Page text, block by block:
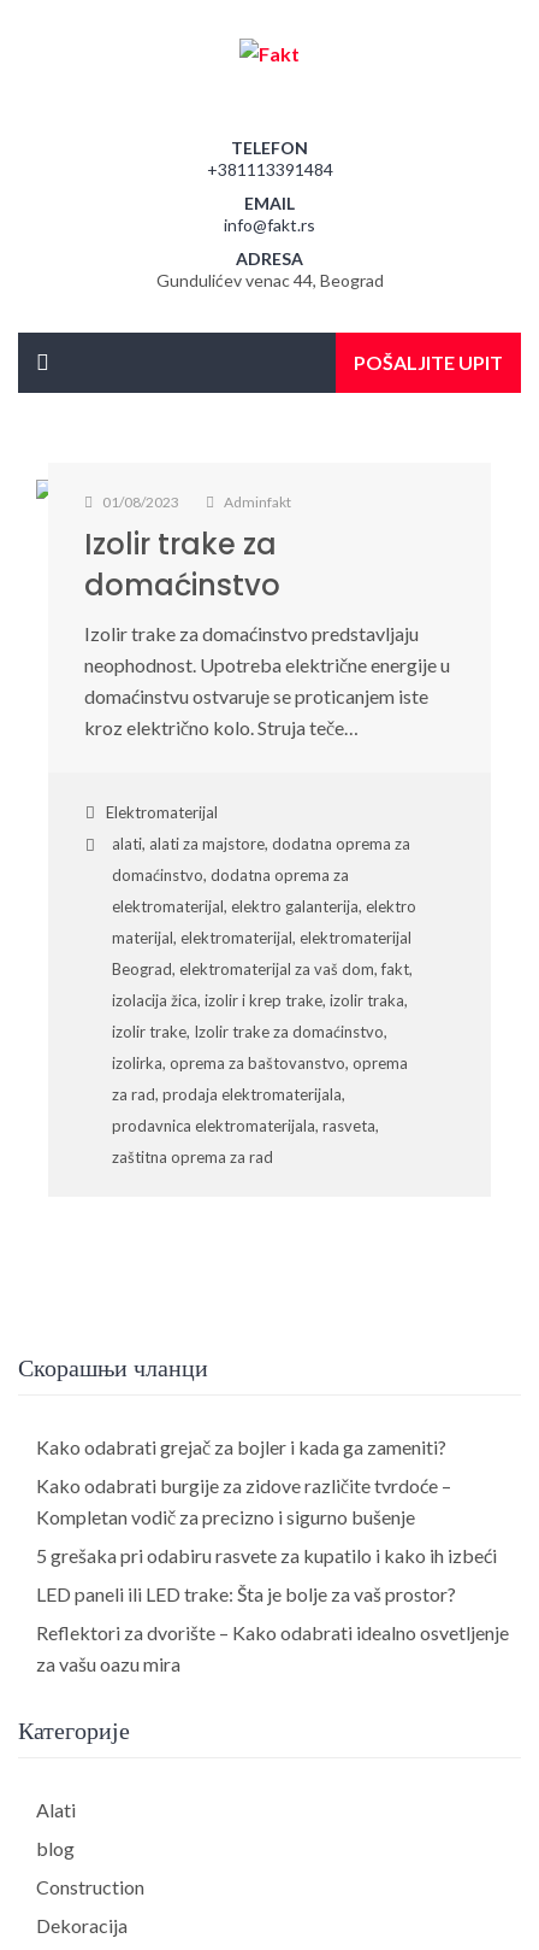
TELEFON
+381113391484
EMAIL
info@fakt.rs
ADRESA
Gundulićev venac 44, Beograd
POŠALJITE UPIT
01/08/2023 Adminfakt
Izolir trake za
domaćinstvo
Izolir trake za domaćinstvo predstavljaju
neophodnost. Upotreba električne energije u
domaćinstvu ostvaruje se proticanjem iste
kroz električno kolo. Struja teče…
Elektromaterijal
alati, alati za majstore, dodatna oprema za
domaćinstvo, dodatna oprema za
elektromaterijal, elektro galanterija, elektro
materijal, elektromaterijal, elektromaterijal
Beograd, elektromaterijal za vaš dom,fakt,
izolacija žica, izolir i krep trake, izolir traka,
izolir trake, Izolir trake za domaćinstvo,
izolirka, oprema za baštovanstvo, oprema
za rad, prodaja elektromaterijala,
prodavnica elektromaterijala, rasveta,
zaštitna oprema za rad
Скорашњи чланци
Kako odabrati grejač za bojler i kada ga zameniti?
Kako odabrati burgije za zidove različite tvrdoće –
Kompletan vodič za precizno i sigurno bušenje
5 grešaka pri odabiru rasvete za kupatilo i kako ih izbeći
LED paneli ili LED trake: Šta je bolje za vaš prostor?
Reflektori za dvorište – Kako odabrati idealno osvetljenje
za vašu oazu mira
Категорије
Alati
blog
Construction
Dekoracija